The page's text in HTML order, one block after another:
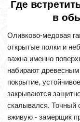
Где
в
Оливково-медовая
открытые полки и
важна именно
набирают
покрытие,
закрываются
скалывался. Точный
вживую - замерщик